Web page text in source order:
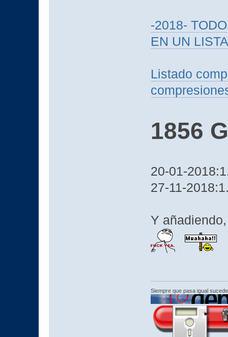
-2018-
EN UN
Listado
1856
20-01-
27-11-
Y
Siempre que pasa igual